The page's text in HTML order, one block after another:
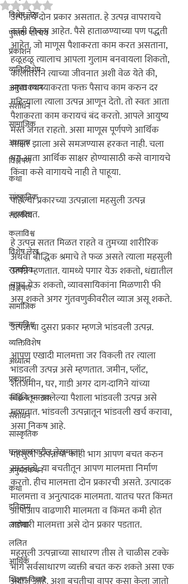
विशेष लेख
पुस्तक परिचय
प्रकाशन
व्यक्तिविशेष
अनुभवकथन
संशोधन
सामाजिक
अध्यात्म
विश्लेषण
कथा
सांस्कृतिक
राजकीय
कलाविश्व
विशेष लेख
राजकीय
विश्लेषण
सामाजिक
कलाविश्व
व्यक्तिविशेष
अध्यात्म
प्रकाशन
साहित्य चपराक
संशोधन
सांस्कृतिक
घनश्याम पाटील लेखमाला
अनुभवकथन
कथा
इतिहास
लाडोबा
ललित
आर्थिक
शिक्षण विचार
Rated NaN out of 5 stars.
उत्पन्नाचे दोन प्रकार असतात. हे उत्पन्न वापरायचे
काही निकष आहेत. पैसे हाताळण्याच्या पण पद्धती
आहेत. जो माणूस पैशाकरता काम करत असताना,
हळूहळू त्यालाच आपला गुलाम बनवायला शिकतो,
कालांतराने त्याच्या जीवनात अशी वेळ येते की,
आता त्याच्याकरता फक्त पैसाच काम करुन दर
महिन्याला त्याला उत्पन्न आणून देतो. तो स्वतः आता
पैशाकरता काम करायचं बंद करतो. आपले आयुष्य
मस्त जगत राहतो. असा माणूस पूर्णपणे आर्थिक
साक्षर झाला असे समजण्यास हरकत नाही. चला
मग आता आर्थिक साक्षर होण्यासाठी कसे वागायचे
किंवा कसे वागायचे नाही ते पाहूया.
पहिल्या प्रकारच्या उत्पन्नाला महसुली उत्पन्न
म्हणतात.
हे उत्पन्न सतत मिळत राहते व तुमच्या शारीरिक
अथवा बौद्धिक श्रमाचे ते फळ असते त्याला महसुली
उत्पन्न म्हणतात. यामध्ये पगार येऊ शकतो, धंद्यातील
नफा येऊ शकतो, व्यावसायिकांना मिळणारी फी
असू शकते अगर गुंतवणुकीवरील व्याज असू शकते.
उत्पन्नाचा दुसरा प्रकार म्हणजे भांडवली उत्पन्न.
आपण एखादी मालमत्ता जर विकली तर त्याला
भांडवली उत्पन्न असे म्हणतात. जमीन, प्लॉट,
शेतजमीन, घर, गाडी अगर दाग-दागिने यांच्या
विक्रीतून आलेल्या पैशाला भांडवली उत्पन्न असे
म्हणतात. भांडवली उत्पन्नातून भांडवली खर्च करावा,
असा निकष आहे.
महसुली उत्पन्नाचा काही भाग आपण बचत करुन
साठवतो. या बचतीतून आपण मालमत्ता निर्माण
करतो. हीच मालमत्ता दोन प्रकारची असते. उत्पादक
मालमत्ता व अनुत्पादक मालमता. यातच परत किंमत
आपोआप वाढणारी मालमता व किंमत कमी होत
जाणारी मालमत्ता असे दोन प्रकार पडतात.
महसुली उत्पन्नाच्या साधारण तीस ते चाळीस टक्के
भाग सर्वसाधारण व्यक्ती बचत करु शकते असा एक